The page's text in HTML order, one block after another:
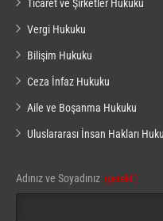
Ticaret ve Şirketler Hukuku
Vergi Hukuku
Bilişim Hukuku
Ceza İnfaz Hukuku
Aile ve Boşanma Hukuku
Uluslararası İnsan Hakları
Adınız ve Soyadınız (gerekli)